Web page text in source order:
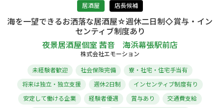
居酒屋 店長候補
海を一望できるお洒落な居酒屋☆週休二日制◇賞与・イン
センティブ制度あり
夜景居酒屋個室 茜音 海浜幕張駅前店
株式会社エモーション
未経験者歓迎 社会保険完備
寮・社宅・住宅手当有
将来は独立・独立支援
週休2日制
インセンティブ制度有り
安定して働ける企業
経験者優遇 賞与あり
交通費支給